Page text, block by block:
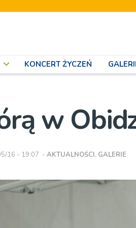
KONCERT ŻYCZEŃ
w
16 - 19:07 - AKTUALNOŚCI, GALERIE